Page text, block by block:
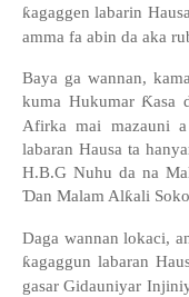
ƙagaggen labarin
amma fa abin da aka
Baya ga wannan,
kuma Hukumar Ƙasa
Afirka mai mazauni
labaran Hausa ta
H.B.G Nuhu da na
Ɗan Malam Alƙali
Daga wannan lokaci,
ƙagaggun labaran
gasar Gidauniyar